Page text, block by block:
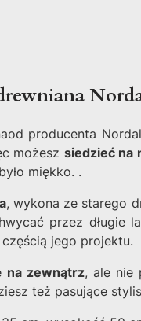
producenta
możesz siedzieć na
miękko. .
, wykona ze starego
przez długie
jego projektu.
na zewnątrz, ale nie
też pasujące